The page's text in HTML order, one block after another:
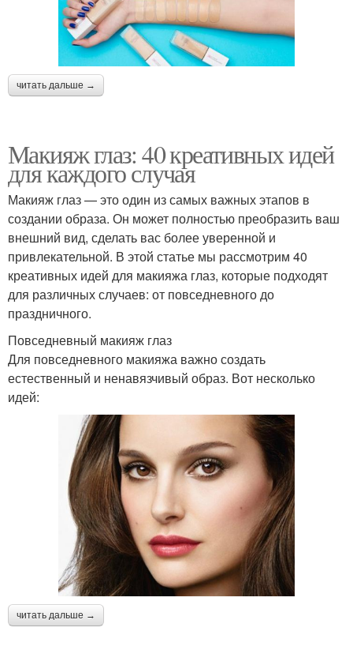
читать дальше →
Макияж глаз: 40 креативных идей
для каждого случая
Макияж глаз — это один из самых важных этапов в
создании образа. Он может полностью преобразить ваш
внешний вид, сделать вас более уверенной и
привлекательной. В этой статье мы рассмотрим 40
креативных идей для макияжа глаз, которые подходят
для различных случаев: от повседневного до
праздничного.
Повседневный макияж глаз
Для повседневного макияжа важно создать
естественный и ненавязчивый образ. Вот несколько
идей:
читать дальше →